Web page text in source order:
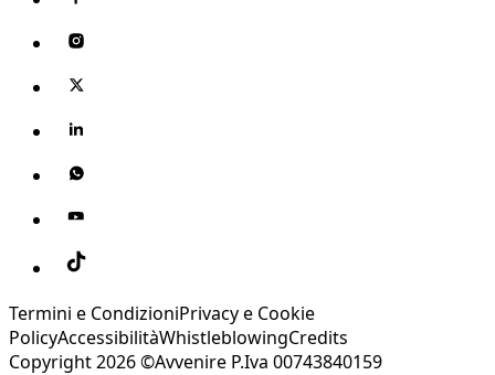
Termini e CondizioniPrivacy e Cookie
PolicyAccessibilitàWhistleblowingCredits
Copyright 2026 ©Avvenire P.Iva 00743840159